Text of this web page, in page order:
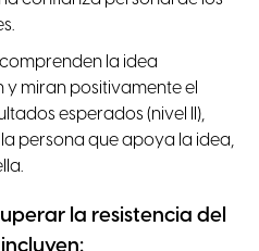
la idea
y miran positivamente el
esperados (nivel II),
persona que apoya la idea,
la resistencia del
incluyen: